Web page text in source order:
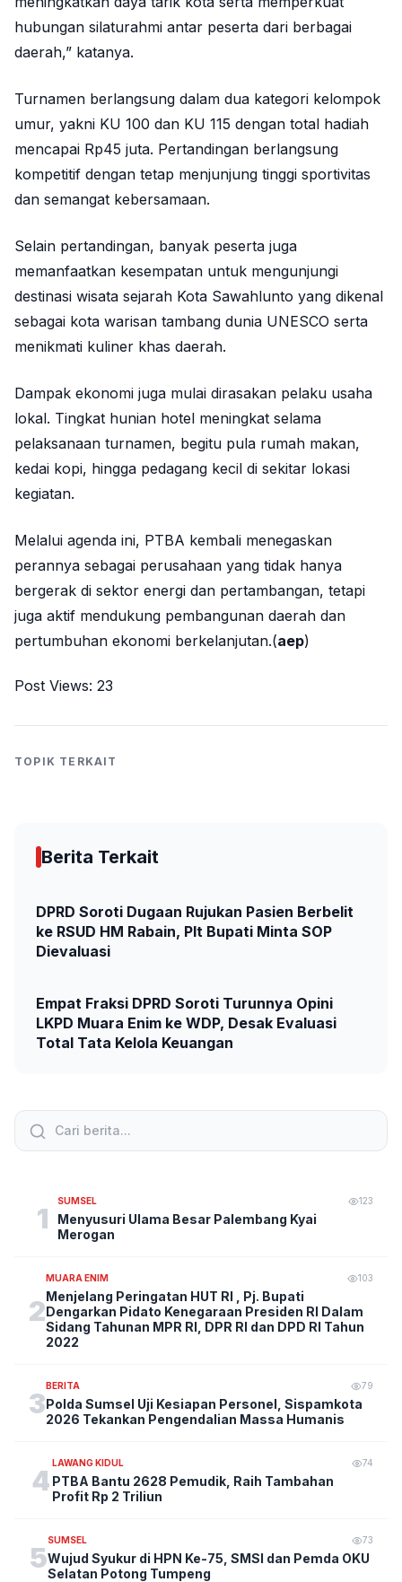
hubungan silaturahmi antar peserta dari berbagai
daerah,” katanya.
Turnamen berlangsung dalam dua kategori kelompok
umur, yakni KU 100 dan KU 115 dengan total hadiah
mencapai Rp45 juta. Pertandingan berlangsung
kompetitif dengan tetap menjunjung tinggi sportivitas
dan semangat kebersamaan.
Selain pertandingan, banyak peserta juga
memanfaatkan kesempatan untuk mengunjungi
destinasi wisata sejarah Kota Sawahlunto yang dikenal
sebagai kota warisan tambang dunia UNESCO serta
menikmati kuliner khas daerah.
Dampak ekonomi juga mulai dirasakan pelaku usaha
lokal. Tingkat hunian hotel meningkat selama
pelaksanaan turnamen, begitu pula rumah makan,
kedai kopi, hingga pedagang kecil di sekitar lokasi
kegiatan.
Melalui agenda ini, PTBA kembali menegaskan
perannya sebagai perusahaan yang tidak hanya
bergerak di sektor energi dan pertambangan, tetapi
juga aktif mendukung pembangunan daerah dan
pertumbuhan ekonomi berkelanjutan.(aep)
Post Views: 23
TOPIK TERKAIT
Berita Terkait
DPRD Soroti Dugaan Rujukan Pasien Berbelit
ke RSUD HM Rabain, Plt Bupati Minta SOP
Dievaluasi
Empat Fraksi DPRD Soroti Turunnya Opini
LKPD Muara Enim ke WDP, Desak Evaluasi
Total Tata Kelola Keuangan
1
SUMSEL 123
Menyusuri Ulama Besar Palembang Kyai
Merogan
2
MUARA ENIM 103
Menjelang Peringatan HUT RI , Pj. Bupati
Dengarkan Pidato Kenegaraan Presiden RI Dalam
Sidang Tahunan MPR RI, DPR RI dan DPD RI Tahun
2022
3
BERITA 79
Polda Sumsel Uji Kesiapan Personel, Sispamkota
2026 Tekankan Pengendalian Massa Humanis
4
LAWANG KIDUL 74
PTBA Bantu 2628 Pemudik, Raih Tambahan
Profit Rp 2 Triliun
5
SUMSEL 73
Wujud Syukur di HPN Ke-75, SMSI dan Pemda OKU
Selatan Potong Tumpeng